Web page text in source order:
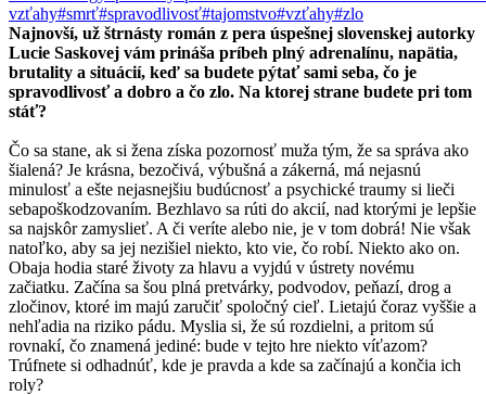
vzťahy#smrť#spravodlivosť#tajomstvo#vzťahy#zlo
Najnovší, už štrnásty román z pera úspešnej slovenskej autorky
Lucie Saskovej vám prináša príbeh plný adrenalínu, napätia,
brutality a situácií, keď sa budete pýtať sami seba, čo je
spravodlivosť a dobro a čo zlo. Na ktorej strane budete pri tom
stáť?
Čo sa stane, ak si žena získa pozornosť muža tým, že sa správa ako
šialená? Je krásna, bezočivá, výbušná a zákerná, má nejasnú
minulosť a ešte nejasnejšiu budúcnosť a psychické traumy si lieči
sebapoškodzovaním. Bezhlavo sa rúti do akcií, nad ktorými je lepšie
sa najskôr zamyslieť. A či veríte alebo nie, je v tom dobrá! Nie však
natoľko, aby sa jej nezišiel niekto, kto vie, čo robí. Niekto ako on.
Obaja hodia staré životy za hlavu a vyjdú v ústrety novému
začiatku. Začína sa šou plná pretvárky, podvodov, peňazí, drog a
zločinov, ktoré im majú zaručiť spoločný cieľ. Lietajú čoraz vyššie a
nehľadia na riziko pádu. Myslia si, že sú rozdielni, a pritom sú
rovnakí, čo znamená jediné: bude v tejto hre niekto víťazom?
Trúfnete si odhadnúť, kde je pravda a kde sa začínajú a končia ich
roly?